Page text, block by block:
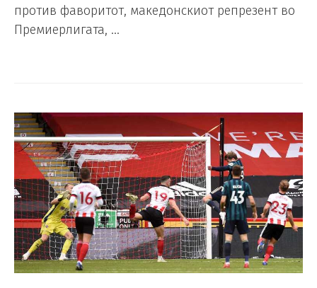
против фаворитот, македонскиот репрезент во
Премиерлигата, …